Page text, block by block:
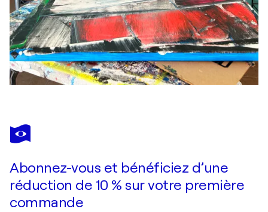
Abonnez-vous et bénéficiez d’une
réduction de 10 % sur votre première
commande